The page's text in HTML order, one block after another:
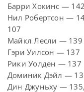
Барри Хокинс —
Нил Робертсон —
107
Майкл Лесли — 139
Гэри Уилсон — 137
Рики Уолден — 137
Доминик Дэйл —
Дин Джуньху —